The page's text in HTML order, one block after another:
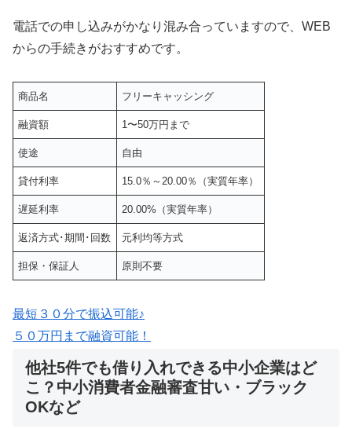
電話での申し込みがかなり混み合っていますので、WEB
からの手続きがおすすめです。
商品名 フリーキャッシング
融資額 1〜50万円まで
使途 自由
貸付利率 15.0％～20.00％（実質年率）
遅延利率 20.00%（実質年率）
返済方式･期間･回数 元利均等方式
担保・保証人 原則不要
最短３０分で振込可能♪
５０万円まで融資可能！
他社5件でも借り入れできる中小企業はど
こ？中小消費者金融審査甘い・ブラック
OKなど